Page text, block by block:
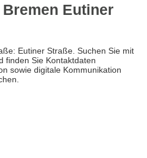
Eutiner
Eutiner Straße. Suchen Sie mit
finden Sie Kontaktdaten
sowie digitale Kommunikation